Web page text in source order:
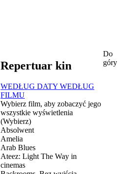
Repertuar kin
WEDŁUG DATY WEDŁUG
FILMU
Wybierz film, aby zobaczyć jego
wszystkie wyświetlenia
(Wybierz)
Absolwent
Amelia
Arab Blues
Ateez: Light The Way in
cinemas
Do
góry